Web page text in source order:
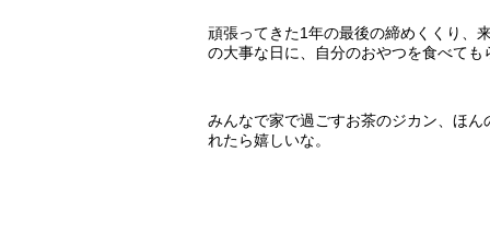
頑張ってきた1年の最後の締めくくり、
の大事な日に、自分のおやつを食べて
みんなで家で過ごすお茶のジカン、ほ
れたら嬉しいな。